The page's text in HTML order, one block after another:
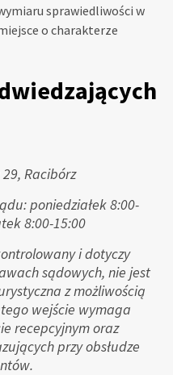
sprawiedliwości w
o charakterze
Racibórz
poniedziałek 8:00-
8:00-15:00
i dotyczy
sądowych, nie jest
z możliwością
wejście wymaga
recepcyjnym oraz
przy obsłudze